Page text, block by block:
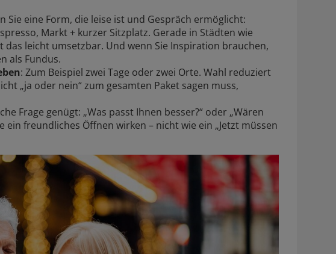
Sie eine Form, die leise ist und Gespräch ermöglicht:
Markt + kurzer Sitzplatz. Gerade in Städten wie
das leicht umsetzbar. Und wenn Sie Inspiration brauchen,
als Fundus.
: Zum Beispiel zwei Tage oder zwei Orte. Wahl reduziert
„ja oder nein“ zum gesamten Paket sagen muss,
Frage genügt: „Was passt Ihnen besser?“ oder „Wären
ein freundliches Öffnen wirken – nicht wie ein „Jetzt müssen